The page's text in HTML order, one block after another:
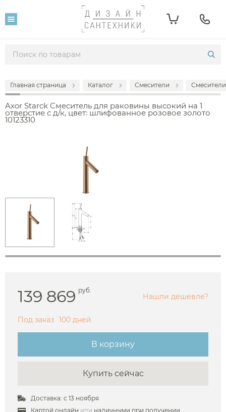
Главная страница Каталог Смесители
Axor Starck Смеситель для раковины высокий на 1
отверстие с д/к, цвет: шлифованное розовое золото
10123310
139 869 руб.
Нашли дешевле?
Под заказ 100 дней
В корзину
Купить сейчас
Доставка: с 13 ноября
Картой онлайн или наличными при получении